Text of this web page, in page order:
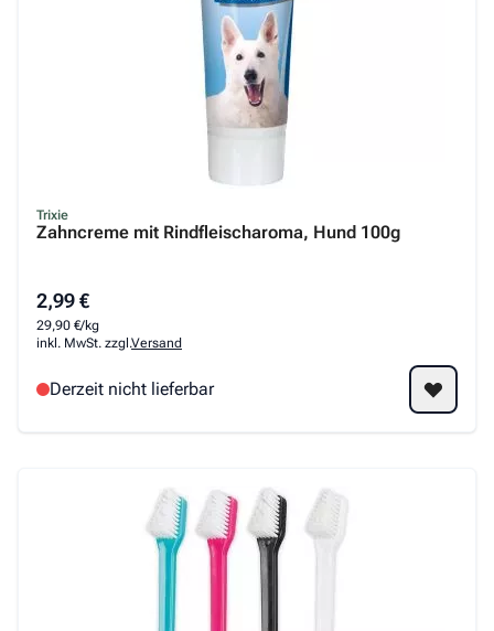
Trixie
Zahncreme mit Rindfleischaroma, Hund 100g
2,99 €
29,90 €/kg
inkl. MwSt. zzgl.Versand
Derzeit nicht lieferbar